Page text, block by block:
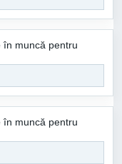
în muncă pentru
în muncă pentru